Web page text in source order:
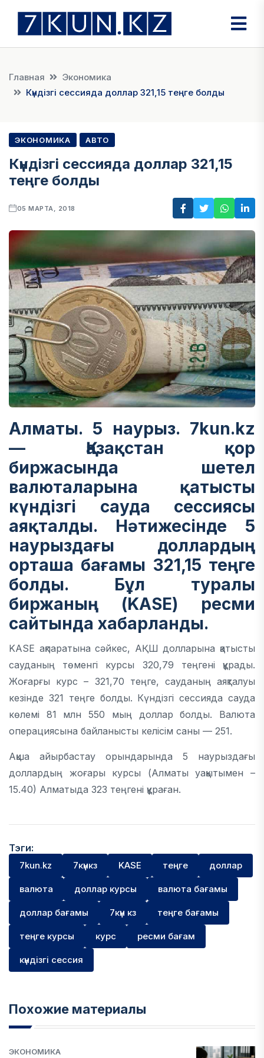
Главная
Экономика
Күндізгі сессияда доллар 321,15 теңге болды
ЭКОНОМИКА АВТО
Күндізгі сессияда доллар 321,15
теңге болды
05 МАРТА, 2018
Алматы. 5 наурыз. 7kun.kz
— Қазақстан қор
биржасында шетел
валюталарына қатысты
күндізгі сауда сессиясы
аяқталды. Нәтижесінде 5
наурыздағы доллардың
орташа бағамы 321,15 теңге
болды. Бұл туралы
биржаның (KASE) ресми
сайтында хабарланды.
KASE ақпаратына сәйкес, АҚШ долларына қатысты
сауданың төменгі курсы 320,79 теңгені құрады.
Жоғарғы курс – 321,70 теңге, сауданың аяқталуы
кезінде 321 теңге болды. Күндізгі сессияда сауда
көлемі 81 млн 550 мың доллар болды. Валюта
операциясына байланысты келісім саны — 251.
Ақша айырбастау орындарында 5 наурыздағы
доллардың жоғары курсы (Алматы уақытымен –
15.40) Алматыда 323 теңгені құраған.
Тэги:
7kun.kz 7күнкз KASE теңге доллар
валюта доллар курсы валюта бағамы
доллар бағамы 7күн кз теңге бағамы
теңге курсы курс ресми бағам
күндізгі сессия
Похожие материалы
ЭКОНОМИКА